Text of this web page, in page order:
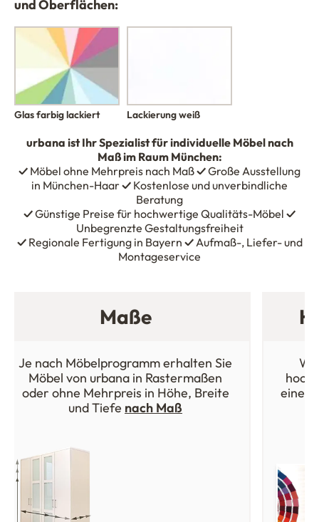
und Oberflächen:
Glas farbig lackiert Lackierung weiß
urbana ist Ihr Spezialist für individuelle Möbel nach
Maß im Raum München:
✓ Möbel ohne Mehrpreis nach Maß✓Große Ausstellung
in München-Haar✓ Kostenlose und unverbindliche
Beratung
✓Günstige Preise für hochwertige Qualitäts-Möbel ✓
Unbegrenzte Gestaltungsfreiheit
✓Regionale Fertigung in Bayern ✓Aufmaß-, Liefer- und
Montageservice
Maße
Je nach Möbelprogramm erhalten Sie
Möbel von urbana in Rastermaßen
oder ohne Mehrpreis in Höhe, Breite
und Tiefe nach Maß
einer